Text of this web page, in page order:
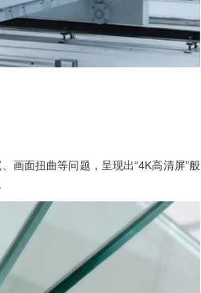
画面扭曲等问题，呈现出“4K高清屏”般